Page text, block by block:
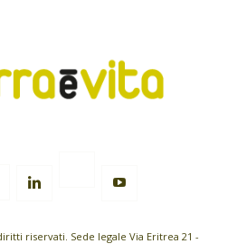
riservati. Sede legale Via Eritrea 21 -